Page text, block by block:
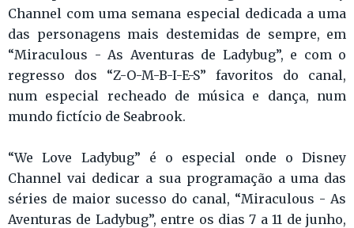
Channel com uma semana especial dedicada a uma
das personagens mais destemidas de sempre, em
“Miraculous - As Aventuras de Ladybug”, e com o
regresso dos “Z-O-M-B-I-E-S” favoritos do canal,
num especial recheado de música e dança, num
mundo fictício de Seabrook.
“We Love Ladybug” é o especial onde o Disney
Channel vai dedicar a sua programação a uma das
séries de maior sucesso do canal, “Miraculous - As
Aventuras de Ladybug”, entre os dias 7 a 11 de junho,